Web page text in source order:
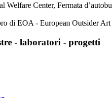
Welfare Center, Fermata
di EOA - European Outsider
- laboratori - progetti